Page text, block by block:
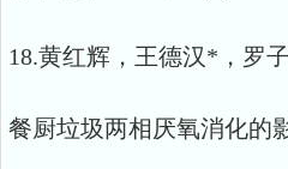
18.黄红辉，王德汉*，罗
餐厨垃圾两相厌氧消化的